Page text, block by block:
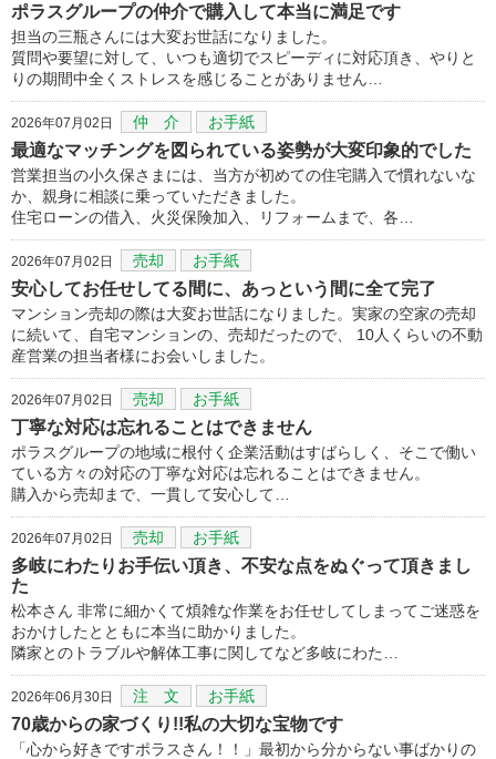
ポラスグループの仲介で購入して本当に満足です
担当の三瓶さんには大変お世話になりました。
質問や要望に対して、いつも適切でスピーディに対応頂き、やりと
りの期間中全くストレスを感じることがありません…
2026年07月02日 仲 介 お手紙
最適なマッチングを図られている姿勢が大変印象的でした
営業担当の小久保さまには、当方が初めての住宅購入で慣れないな
か、親身に相談に乗っていただきました。
住宅ローンの借入、火災保険加入、リフォームまで、各…
2026年07月02日 売却 お手紙
安心してお任せしてる間に、あっという間に全て完了
マンション売却の際は大変お世話になりました。実家の空家の売却
に続いて、自宅マンションの、売却だったので、 10人くらいの不動
産営業の担当者様にお会いしました。
2026年07月02日 売却 お手紙
丁寧な対応は忘れることはできません
ポラスグループの地域に根付く企業活動はすばらしく、そこで働い
ている方々の対応の丁寧な対応は忘れることはできません。
購入から売却まで、一貫して安心して…
2026年07月02日 売却 お手紙
多岐にわたりお手伝い頂き、不安な点をぬぐって頂きまし
た
松本さん 非常に細かくて煩雑な作業をお任せしてしまってご迷惑を
おかけしたとともに本当に助かりました。
隣家とのトラブルや解体工事に関してなど多岐にわた…
2026年06月30日 注 文 お手紙
70歳からの家づくり!!私の大切な宝物です
「心から好きですポラスさん！！」最初から分からない事ばかりの